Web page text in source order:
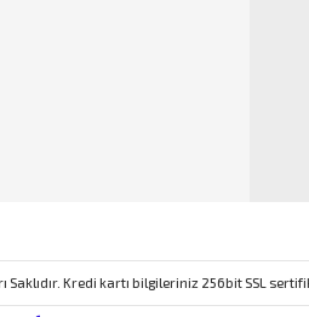
Kredi kartı bilgileriniz 256bit SSL